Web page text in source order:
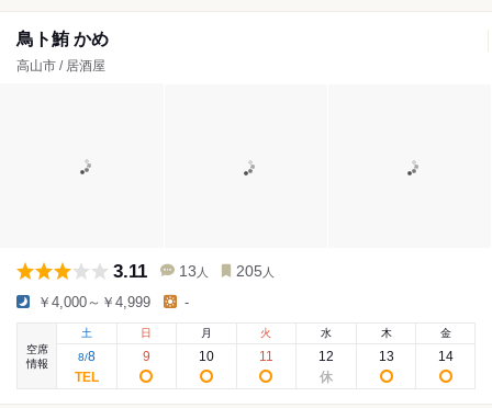
鳥ト鮪 かめ
高山市 / 居酒屋
3.11 13 人 205 人
￥4,000～￥4,999 -
空席
情報
土
8/8
日
9
月
10
火
11
水
12
木
13
金
14